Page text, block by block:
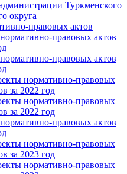
Туркменского
округа
правовых актов
правовых актов
правовых актов
нормативно-правовых
за 2022 год
нормативно-правовых
за 2022 год
правовых актов
нормативно-правовых
за 2023 год
нормативно-правовых